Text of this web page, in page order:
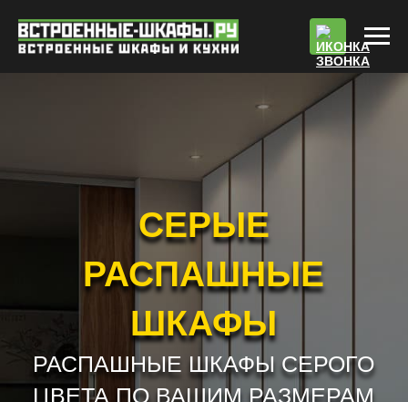
СЕРЫЕ
РАСПАШНЫЕ
ШКАФЫ
РАСПАШНЫЕ ШКАФЫ СЕРОГО
ЦВЕТА ПО ВАШИМ РАЗМЕРАМ
РАБОТАЕМ БЕЗ ПРЕДОПЛАТЫ !!! *
РАСЧЕТ СТОИМОСТИ